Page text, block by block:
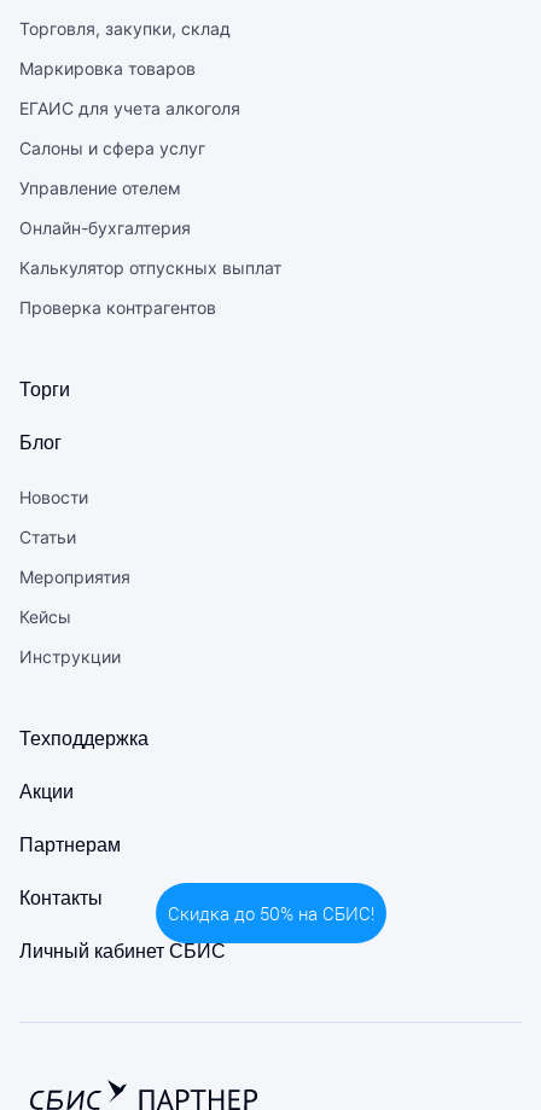
Торговля, закупки, склад
Маркировка товаров
ЕГАИС для учета алкоголя
Салоны и сфера услуг
Управление отелем
Онлайн-бухгалтерия
Калькулятор отпускных выплат
Проверка контрагентов
Торги
Блог
Новости
Статьи
Мероприятия
Кейсы
Инструкции
Техподдержка
Акции
Партнерам
Контакты
Личный кабинет СБИС
Скидка до 50% на СБИС!